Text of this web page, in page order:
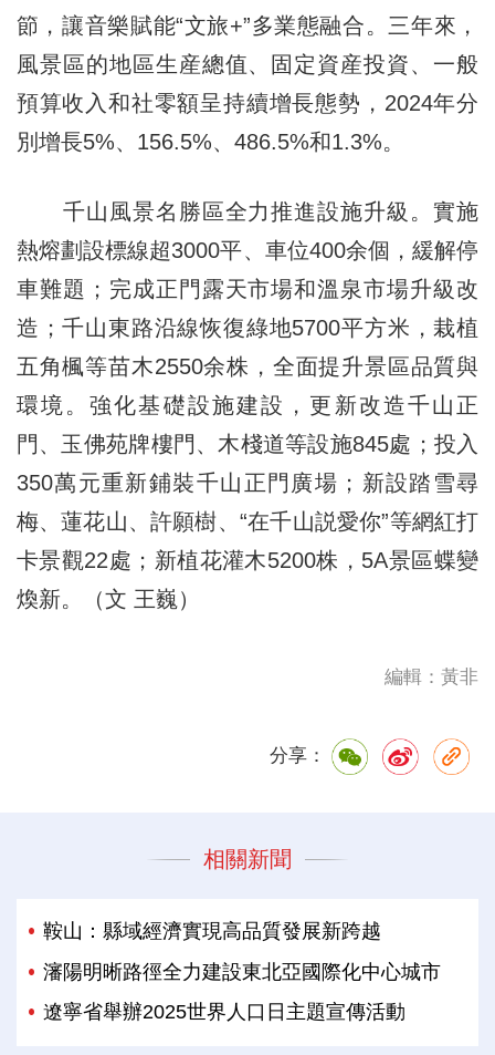
節，讓音樂賦能“文旅+”多業態融合。三年來，
風景區的地區生産總值、固定資産投資、一般
預算收入和社零額呈持續增長態勢，2024年分
別增長5%、156.5%、486.5%和1.3%。
千山風景名勝區全力推進設施升級。實施
熱熔劃設標線超3000平、車位400余個，緩解停
車難題；完成正門露天市場和溫泉市場升級改
造；千山東路沿線恢復綠地5700平方米，栽植
五角楓等苗木2550余株，全面提升景區品質與
環境。強化基礎設施建設，更新改造千山正
門、玉佛苑牌樓門、木棧道等設施845處；投入
350萬元重新鋪裝千山正門廣場；新設踏雪尋
梅、蓮花山、許願樹、“在千山説愛你”等網紅打
卡景觀22處；新植花灌木5200株，5A景區蝶變
煥新。（文 王巍）
編輯：黃非
分享：
相關新聞
鞍山：縣域經濟實現高品質發展新跨越
瀋陽明晰路徑全力建設東北亞國際化中心城市
遼寧省舉辦2025世界人口日主題宣傳活動